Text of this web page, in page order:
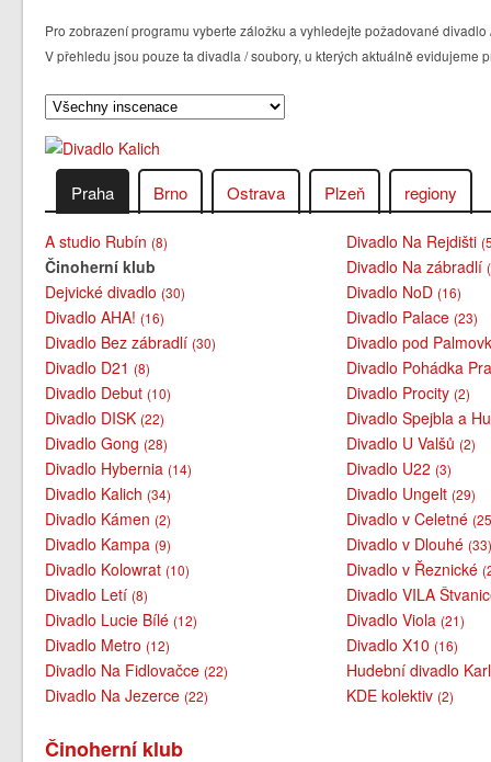
Pro zobrazení programu vyberte záložku a vyhledejte požadované
V přehledu jsou pouze ta divadla / soubory, u kterých aktuálně evidujeme
Praha Brno Ostrava Plzeň regiony
A studio Rubín(8)
Činoherní klub
Dejvické divadlo(30)
Divadlo AHA!(16)
Divadlo Bez zábradlí(30)
Divadlo D21(8)
Divadlo Debut(10)
Divadlo DISK(22)
Divadlo Gong(28)
Divadlo Hybernia(14)
Divadlo Kalich(34)
Divadlo Kámen(2)
Divadlo Kampa(9)
Divadlo Kolowrat(10)
Divadlo Letí(8)
Divadlo Lucie Bílé(12)
Divadlo Metro(12)
Divadlo Na Fidlovačce(22)
Divadlo Na Jezerce(22)
Divadlo Na Rejdišti
Divadlo Na zábradlí
Divadlo NoD(16)
Divadlo Palace(23)
Divadlo pod
Divadlo Pohádka
Divadlo Procity(2)
Divadlo Spejbla a
Divadlo U Valšů(2)
Divadlo U22(3)
Divadlo Ungelt(29)
Divadlo v Celetné
Divadlo v Dlouhé
Divadlo v Řeznické
Divadlo VILA
Divadlo Viola(21)
Divadlo X10(16)
Hudební divadlo
KDE kolektiv(2)
Činoherní klub